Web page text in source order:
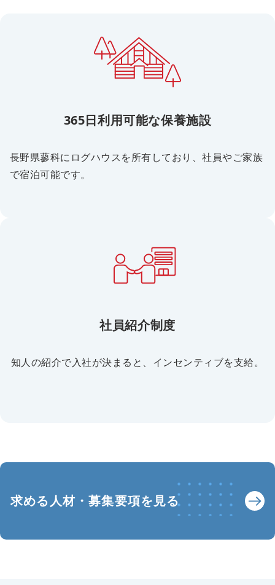
365日利用可能な保養施設
長野県蓼科にログハウスを所有しており、社員やご家族
で宿泊可能です。
社員紹介制度
知人の紹介で入社が決まると、インセンティブを支給。
求める人材・募集要項を見る